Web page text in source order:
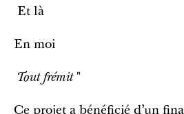
Et là
En moi
Tout frémit"
Ce projet a bénéficié d’un